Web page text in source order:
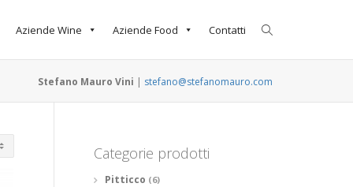
Aziende Wine Aziende Food Contatti
Stefano Mauro Vini | stefano@stefanomauro.com
Categorie prodotti
Pitticco (6)